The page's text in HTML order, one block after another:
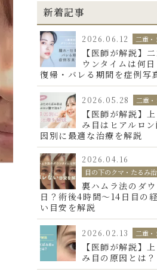
新着記事
2026.06.12 二重
【医師が解説】
ウンタイムは何
復帰・バレる期間を症例写
2026.05.28 二重
【医師が解説】
み目はヒアルロ
因別に最適な治療を解説
2026.04.16
目の下のクマ・たるみ
裏ハムラ法のダ
日？術後4時間〜14日目の
い目安を解説
2026.02.13 二重
【医師が解説】
み目の原因とは？